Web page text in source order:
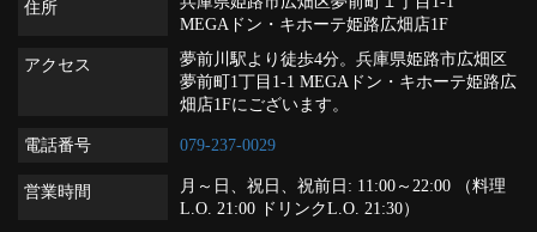
住所
MEGAドン・キホーテ姫路広畑店1F
アクセス
夢前川駅より徒歩4分。兵庫県姫路市広畑区
夢前町1丁目1-1 MEGAドン・キホーテ姫路広
畑店1Fにございます。
電話番号 079-237-0029
営業時間
月～日、祝日、祝前日: 11:00～22:00 （料理
L.O. 21:00 ドリンクL.O. 21:30）